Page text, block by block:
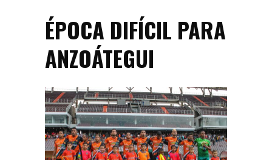
ÉPOCA DIFÍCIL PARA
ANZOÁTEGUI